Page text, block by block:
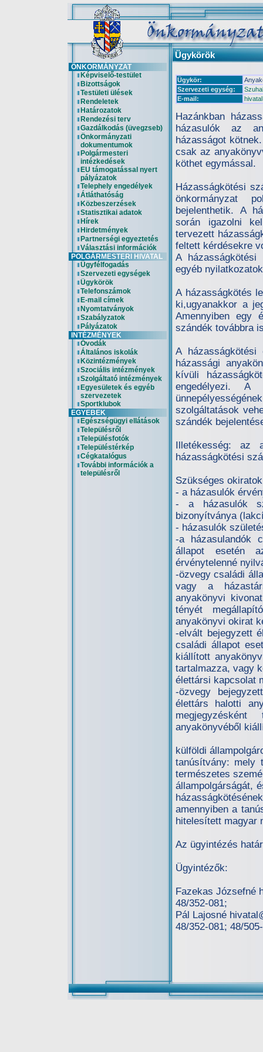
Ügykörök
ÖNKORMÁNYZAT
Képviselő-testület
Bizottságok
Testületi ülések
Rendeletek
Határozatok
Rendezési terv
Gazdálkodás (üvegzseb)
Önkormányzati
dokumentumok
Polgármesteri
intézkedések
EU támogatással nyert
pályázatok
Telephely engedélyek
Átláthatóság
Közbeszerzések
Statisztikai adatok
Hírek
Hirdetmények
Partnerségi egyeztetés
Választási információk
POLGÁRMESTERI HIVATAL
Ügyfélfogadás
Szervezeti egységek
Ügykörök
Telefonszámok
E-mail címek
Nyomtatványok
Szabályzatok
Pályázatok
INTÉZMÉNYEK
Óvodák
Általános iskolák
Közintézmények
Szociális intézmények
Szolgáltató intézmények
Egyesületek és egyéb
szervezetek
Sportklubok
EGYEBEK
Egészségügyi ellátások
Településről
Településfotók
Településtérkép
Cégkatalógus
További információk a
településről
Ügykör:
Szervezeti egység:
E-mail:
Hazánkban
házasulók az
házasságot
csak az
köthet egymással.
Házasságkötési
önkormányzat
bejelenthetik. A
során igazolni
tervezett
feltett kérdésekre
A
egyéb
A házasságkötés
ki,ugyanakkor a
Amennyiben egy
szándék továbbra
A
házassági
kívüli
engedélyezi. A
szolgáltatások
szándék
Illetékesség: az
házasságkötési
Szükséges
- a házasulók
- a házasulók
bizonyítványa
- házasulók
-a házasulandók
állapot esetén
érvénytelenné
-özvegy családi
vagy a
anyakönyvi
tényét
anyakönyvi okirat
-elvált bejegyzett
családi állapot
kiállított
tartalmazza, vagy
élettársi kapcsolat
-özvegy
élettárs halotti
anyakönyvéből
külföldi
tanúsítvány: mely
természetes
állampolgárságát,
amennyiben a
hitelesített magyar
Az ügyintézés
Ügyintézők:
Fazekas Józsefné
48/352-081;
Pál Lajosné
48/352-081; 48/